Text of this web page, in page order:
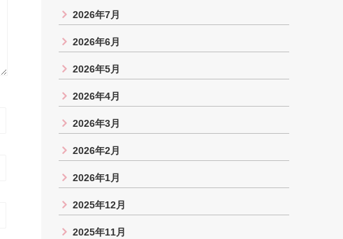
2026年7月
2026年6月
2026年5月
2026年4月
2026年3月
2026年2月
2026年1月
2025年12月
2025年11月